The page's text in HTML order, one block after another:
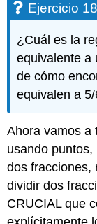
Ejercicio 18
¿Cuál es la
equivalente a
de cómo
equivalen a 5/
Ahora vamos a
usando
dos fracciones,
dividir dos
CRUCIAL que